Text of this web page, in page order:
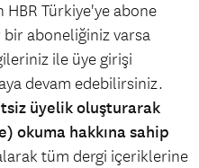
Türkiye'ye abone
bir aboneliğiniz varsa
ile üye girişi
devam edebilirsiniz.
üyelik oluşturarak
okuma hakkına sahip
tüm dergi içeriklerine